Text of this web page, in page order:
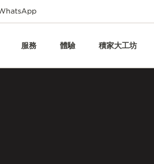
服務 體驗 積家大工坊